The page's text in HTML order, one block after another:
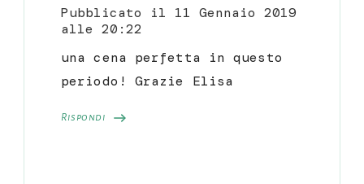
Pubblicato il 11 Gennaio 2019
alle 20:22
Rispondi
una cena perfetta in questo
periodo! Grazie Elisa